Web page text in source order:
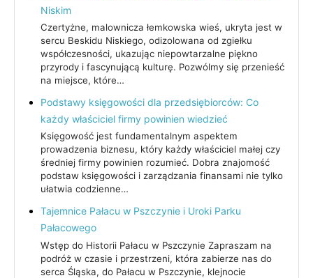
Niskim
Czertyżne, malownicza łemkowska wieś, ukryta jest w
sercu Beskidu Niskiego, odizolowana od zgiełku
współczesności, ukazując niepowtarzalne piękno
przyrody i fascynującą kulturę. Pozwólmy się przenieść
na miejsce, które…
Podstawy księgowości dla przedsiębiorców: Co
każdy właściciel firmy powinien wiedzieć
Księgowość jest fundamentalnym aspektem
prowadzenia biznesu, który każdy właściciel małej czy
średniej firmy powinien rozumieć. Dobra znajomość
podstaw księgowości i zarządzania finansami nie tylko
ułatwia codzienne…
Tajemnice Pałacu w Pszczynie i Uroki Parku
Pałacowego
Wstęp do Historii Pałacu w Pszczynie Zapraszam na
podróż w czasie i przestrzeni, która zabierze nas do
serca Śląska, do Pałacu w Pszczynie, klejnocie